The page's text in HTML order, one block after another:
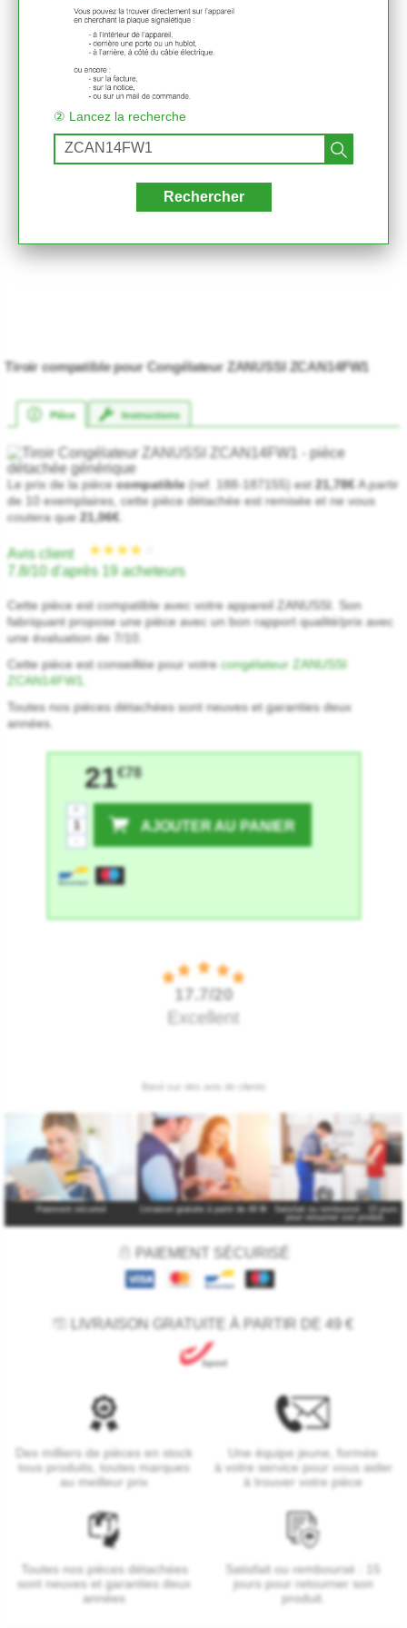
Tiroir compatible pour Congélateur ZANUSSI ZCAN14FW1
Pièce Instructions
Le prix de la piècecompatible(ref. 188-187155) est21,78€ A partir
de 10 exemplaires, cette pièce détachée est remisée et ne vous
coutera que21,06€
Avis client
7.8/10 d'après 19 acheteurs
Cette pièce est compatible avec votre appareil ZANUSSI. Son
fabriquant propose une pièce avec un bon rapport qualité/prix avec
une évaluation de 7/10.
Cette pièce est conseillée pour votrecongélateur ZANUSSI
ZCAN14FW1
Toutes nos pièces détachées sont neuves et garanties deux
années.
21€78
AJOUTER AU PANIER
Paiement sécurisé Livraison gratuite à partir de 49 €*
Satisfait ou remboursé : 15 jours
pour retourner son produit.
PAIEMENT SÉCURISÉ
LIVRAISON GRATUITE À PARTIR DE 49 €
Des milliers de pièces en stock
tous produits, toutes marques
au meilleur prix
Une équipe jeune, formée
à votre service pour vous aider
à trouver votre pièce
Toutes nos pièces détachées
sont neuves et garanties deux
années
Satisfait ou remboursé : 15
jours pour retourner son
produit.
② Lancez la recherche
Rechercher